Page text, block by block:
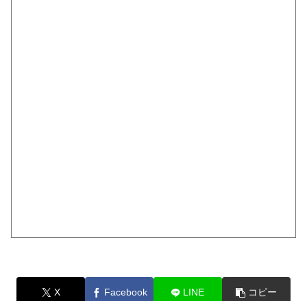
X Facebook LINE コピー